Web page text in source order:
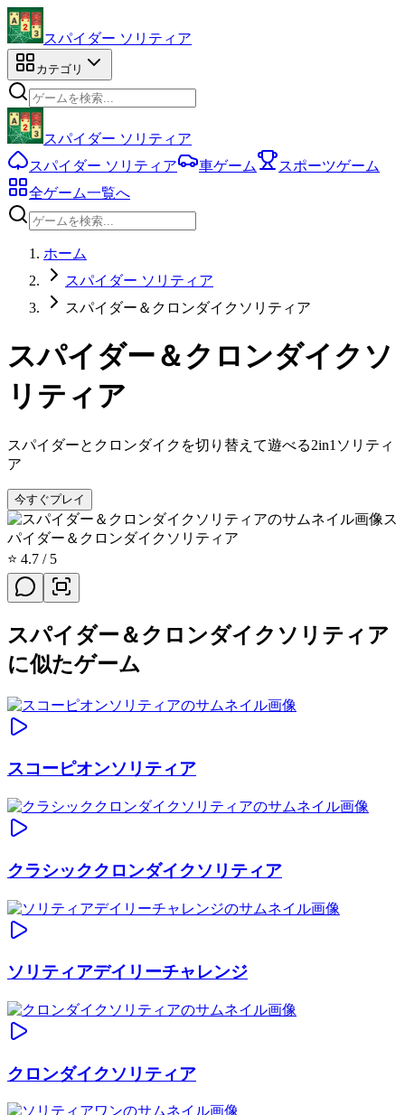
スパイダー ソリティア
カテゴリ
スパイダー ソリティア
スパイダー ソリティア
車ゲーム
スポーツゲーム
全ゲーム一覧へ
ホーム
スパイダー ソリティア
スパイダー＆クロンダイクソリティア
スパイダー＆クロンダイクソ
リティア
スパイダーとクロンダイクを切り替えて遊べる2in1ソリティ
ア
今すぐプレイ
ス
パイダー＆クロンダイクソリティア
⭐ 4.7 / 5
スパイダー＆クロンダイクソリティア
に似たゲーム
スコーピオンソリティア
クラシッククロンダイクソリティア
ソリティアデイリーチャレンジ
クロンダイクソリティア